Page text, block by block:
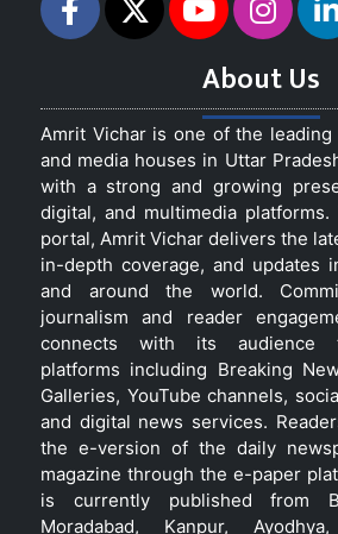
About Us
Amrit Vichar is one of the leading
and media houses in Uttar
with a strong and growing
digital, and multimedia
portal, Amrit Vichar delivers the
in-depth coverage, and updates
and around the world.
journalism and reader
connects with its audience
platforms including Breaking
Galleries, YouTube channels,
and digital news services.
the e-version of the daily
magazine through the e-paper
is currently published from
Moradabad, Kanpur,